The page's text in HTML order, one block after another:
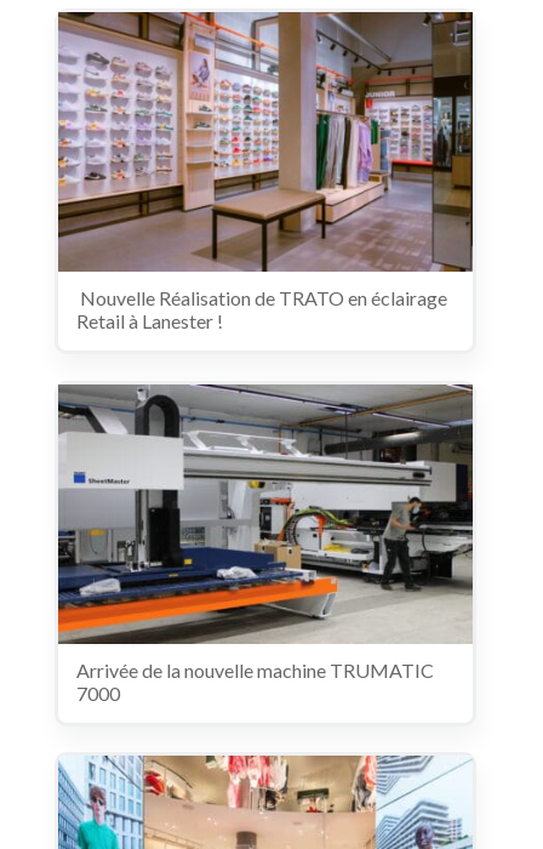
️ Nouvelle Réalisation de TRATO en éclairage
Retail à Lanester ! ️
Arrivée de la nouvelle machine TRUMATIC
7000